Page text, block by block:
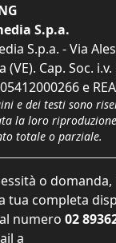
S.p.a.
S.p.a. - Via
(VE). Cap. Soc.
e
e dei testi sono
la loro
totale o parziale.
o
tua completa
numero 02
a